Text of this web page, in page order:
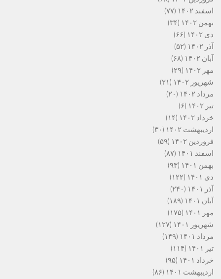
اسفند ۱۴۰۲
(۷۷)
بهمن ۱۴۰۲
(۳۴)
دی ۱۴۰۲
(۶۶)
آذر ۱۴۰۲
(۵۲)
آبان ۱۴۰۲
(۶۸)
مهر ۱۴۰۲
(۲۹)
شهریور ۱۴۰۲
(۲۱)
مرداد ۱۴۰۲
(۲۰)
تیر ۱۴۰۲
(۶)
خرداد ۱۴۰۲
(۱۴)
اردیبهشت ۱۴۰۲
(۳۰)
فروردین ۱۴۰۲
(۵۹)
اسفند ۱۴۰۱
(۸۷)
بهمن ۱۴۰۱
(۹۳)
دی ۱۴۰۱
(۱۲۲)
آذر ۱۴۰۱
(۲۴۰)
آبان ۱۴۰۱
(۱۸۹)
مهر ۱۴۰۱
(۱۷۵)
شهریور ۱۴۰۱
(۱۲۷)
مرداد ۱۴۰۱
(۱۴۹)
تیر ۱۴۰۱
(۱۱۴)
خرداد ۱۴۰۱
(۹۵)
اردیبهشت ۱۴۰۱
(۸۶)